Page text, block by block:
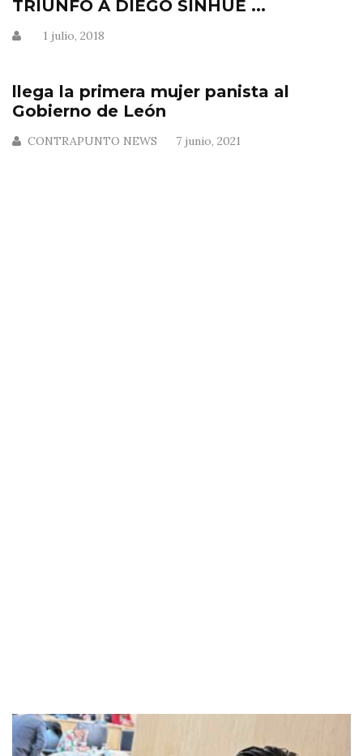
TRIUNFO A DIEGO SINHUE ...
1 julio, 2018
llega la primera mujer panista al
Gobierno de León
CONTRAPUNTO NEWS 7 junio, 2021